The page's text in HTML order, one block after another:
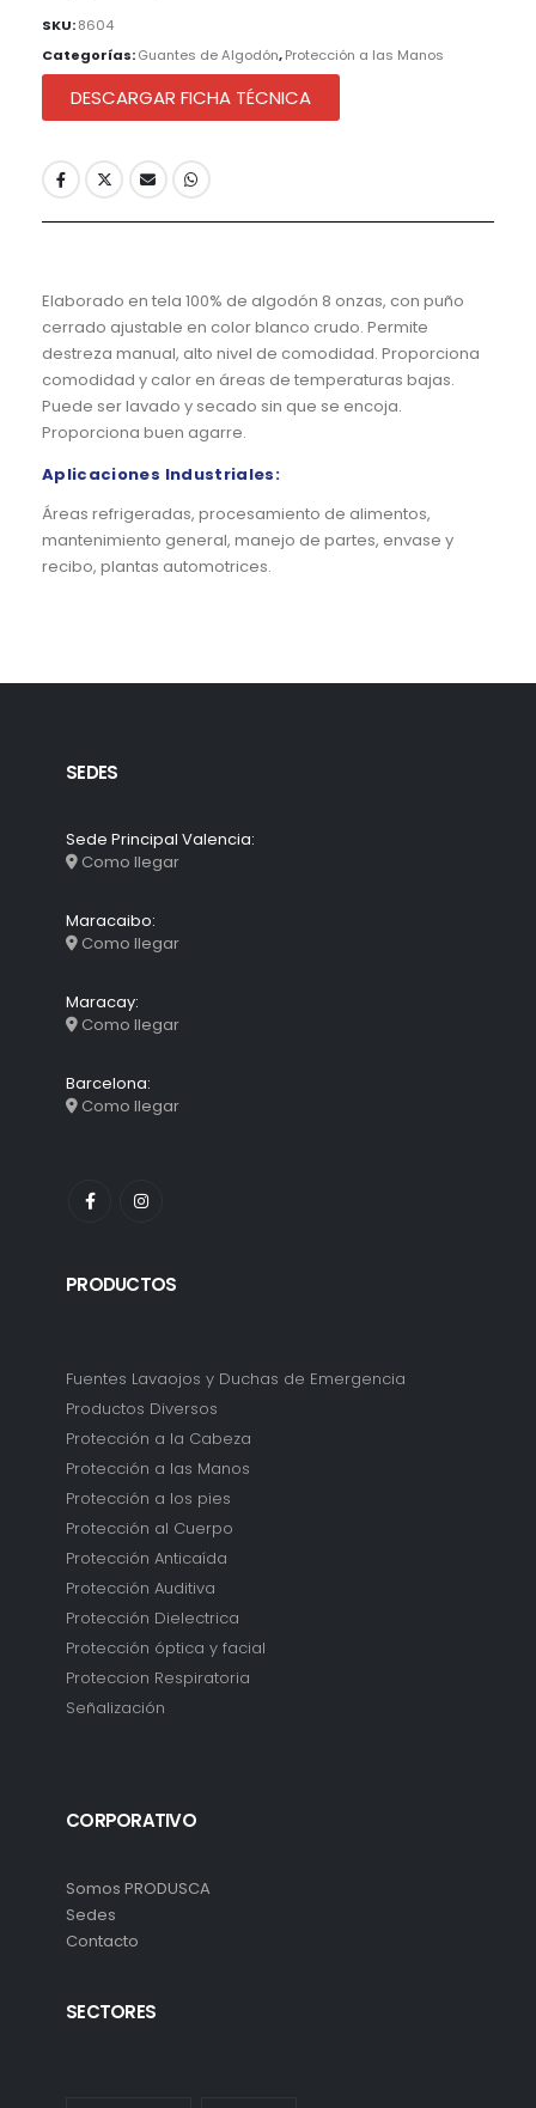
SKU:8604
Categorías:Guantes de Algodón,Protección a las Manos
DESCARGAR FICHA TÉCNICA
Elaborado en tela 100% de algodón 8 onzas, con puño
cerrado ajustable en color blanco crudo. Permite
destreza manual, alto nivel de comodidad. Proporciona
comodidad y calor en áreas de temperaturas bajas.
Puede ser lavado y secado sin que se encoja.
Proporciona buen agarre.
Aplicaciones Industriales:
Áreas refrigeradas, procesamiento de alimentos,
mantenimiento general, manejo de partes, envase y
recibo, plantas automotrices.
SEDES
Sede Principal Valencia:
Como llegar
Maracaibo:
Como llegar
Maracay:
Como llegar
Barcelona:
Como llegar
PRODUCTOS
Fuentes Lavaojos y Duchas de Emergencia
Productos Diversos
Protección a la Cabeza
Protección a las Manos
Protección a los pies
Protección al Cuerpo
Protección Anticaída
Protección Auditiva
Protección Dielectrica
Protección óptica y facial
Proteccion Respiratoria
Señalización
CORPORATIVO
Somos PRODUSCA
Sedes
Contacto
SECTORES